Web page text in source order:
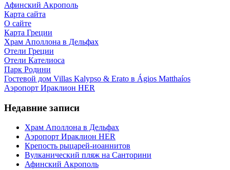
Афинский Акрополь
Карта сайта
О сайте
Карта Греции
Храм Аполлона в Дельфах
Отели Греции
Отели Кателиоса
Парк Родини
Гостевой дом Villas Kalypso & Erato в Ágios Matthaíos
Аэропорт Ираклион HER
Недавние записи
Храм Аполлона в Дельфах
Аэропорт Ираклион HER
Крепость рыцарей-иоаннитов
Вулканический пляж на Санторини
Афинский Акрополь